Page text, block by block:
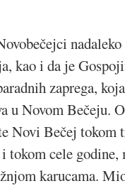
kao i da je
zaprega,
u Novom Bečeju.
Novi Bečej
tokom cele
karucama.